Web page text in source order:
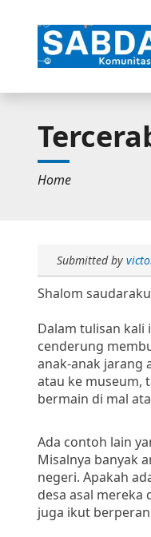
Home
Submitted by
Shalom
Dalam tulisan
cenderung
anak-anak jarang
atau ke museum,
bermain di mal
Ada contoh lain
Misalnya banyak
negeri. Apakah
desa asal mereka
juga ikut